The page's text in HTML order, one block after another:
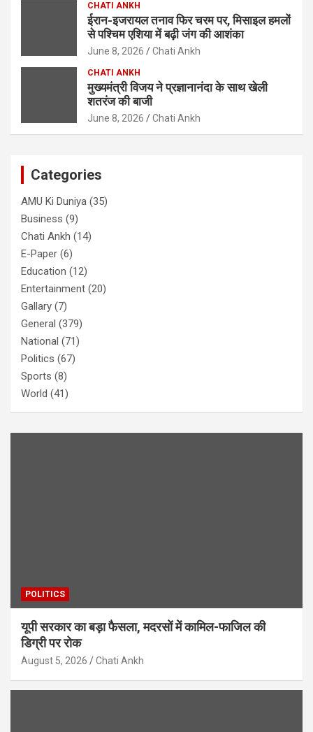
CHATI ANKH
ईरान-इजरायल तनाव फिर चरम पर, मिसाइल हमलों
से पश्चिम एशिया में बढ़ी जंग की आशंका
June 8, 2026 Chati Ankh
CHATI ANKH
मुख्यमंत्री विजय ने प्रज्ञानानंदा के साथ खेली
शतरंज की बाजी
June 8, 2026 Chati Ankh
Categories
AMU Ki Duniya (35)
Business (9)
Chati Ankh (14)
E-Paper (6)
Education (12)
Entertainment (20)
Gallary (7)
General (379)
National (71)
Politics (67)
Sports (8)
World (41)
POLITICS
यूपी सरकार का बड़ा फैसला, मदरसों में कामिल-फाजिल की
डिग्री पर रोक
August 5, 2026 Chati Ankh